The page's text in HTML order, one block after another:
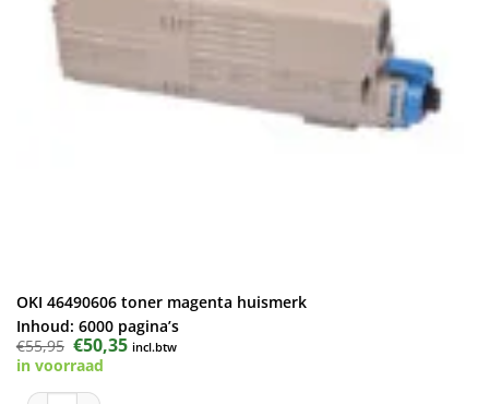
OKI 46490606 toner magenta huismerk
Inhoud: 6000 pagina’s
€55,95 Oorspronkelijke
prijs
was:
€50,35Huidige
prijs
incl.btw
in voorraad